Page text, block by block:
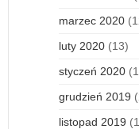
marzec 2020
luty 2020 (13)
styczeń 2020
grudzień 2019
listopad 2019